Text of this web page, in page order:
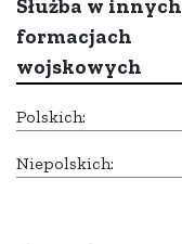
Służba w innych
formacjach
wojskowych
Polskich:
Niepolskich: